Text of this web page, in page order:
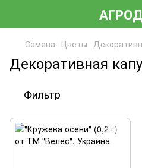
Семена Цветы
Декоративная
Фильтр